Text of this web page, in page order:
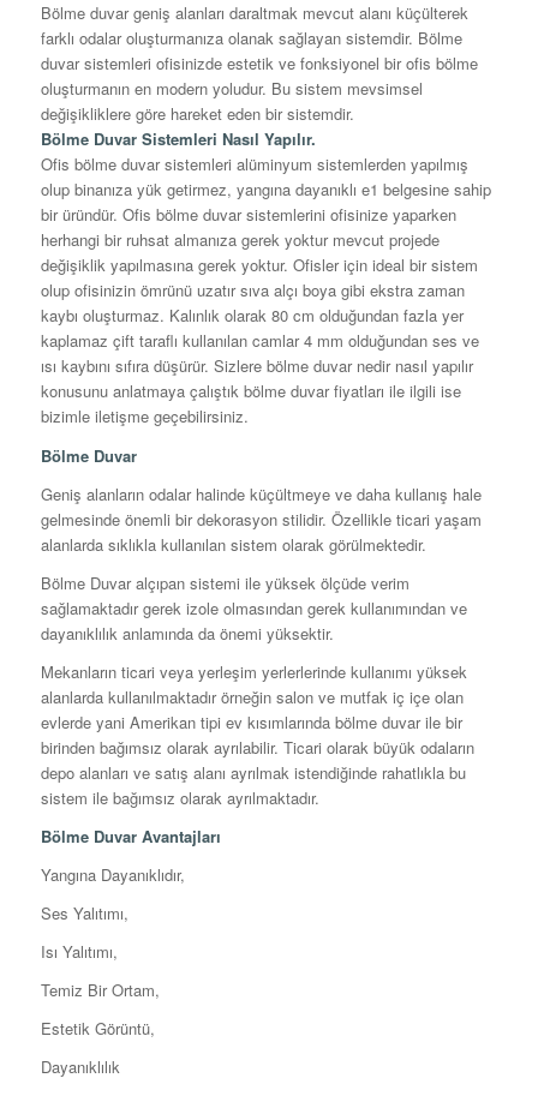
Bölme duvar geniş alanları daraltmak mevcut alanı küçülterek
farklı odalar oluşturmanıza olanak sağlayan sistemdir. Bölme
duvar sistemleri ofisinizde estetik ve fonksiyonel bir ofis bölme
oluşturmanın en modern yoludur. Bu sistem mevsimsel
değişikliklere göre hareket eden bir sistemdir.
Bölme Duvar Sistemleri Nasıl Yapılır.
Ofis bölme duvar sistemleri alüminyum sistemlerden yapılmış
olup binanıza yük getirmez, yangına dayanıklı e1 belgesine sahip
bir üründür. Ofis bölme duvar sistemlerini ofisinize yaparken
herhangi bir ruhsat almanıza gerek yoktur mevcut projede
değişiklik yapılmasına gerek yoktur. Ofisler için ideal bir sistem
olup ofisinizin ömrünü uzatır sıva alçı boya gibi ekstra zaman
kaybı oluşturmaz. Kalınlık olarak 80 cm olduğundan fazla yer
kaplamaz çift taraflı kullanılan camlar 4 mm olduğundan ses ve
ısı kaybını sıfıra düşürür. Sizlere bölme duvar nedir nasıl yapılır
konusunu anlatmaya çalıştık bölme duvar fiyatları ile ilgili ise
bizimle iletişme geçebilirsiniz.
Bölme Duvar
Geniş alanların odalar halinde küçültmeye ve daha kullanış hale
gelmesinde önemli bir dekorasyon stilidir. Özellikle ticari yaşam
alanlarda sıklıkla kullanılan sistem olarak görülmektedir.
Bölme Duvar alçıpan sistemi ile yüksek ölçüde verim
sağlamaktadır gerek izole olmasından gerek kullanımından ve
dayanıklılık anlamında da önemi yüksektir.
Mekanların ticari veya yerleşim yerlerlerinde kullanımı yüksek
alanlarda kullanılmaktadır örneğin salon ve mutfak iç içe olan
evlerde yani Amerikan tipi ev kısımlarında bölme duvar ile bir
birinden bağımsız olarak ayrılabilir. Ticari olarak büyük odaların
depo alanları ve satış alanı ayrılmak istendiğinde rahatlıkla bu
sistem ile bağımsız olarak ayrılmaktadır.
Bölme Duvar Avantajları
Yangına Dayanıklıdır,
Ses Yalıtımı,
Isı Yalıtımı,
Temiz Bir Ortam,
Estetik Görüntü,
Dayanıklılık